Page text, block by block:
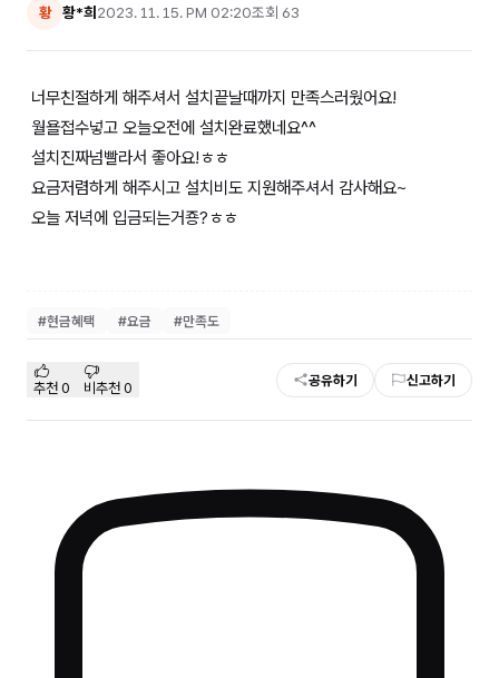
황 황*희 2023. 11. 15. PM 02:20조회 63
너무친절하게 해주셔서 설치끝날때까지 만족스러웠어요!
월욜접수넣고 오늘오전에 설치완료했네요^^
설치진짜넘빨라서 좋아요!ㅎㅎ
요금저렴하게 해주시고 설치비도 지원해주셔서 감사해요~
오늘 저녁에 입금되는거죵?ㅎㅎ
#현금혜택 #요금 #만족도
추천 0 비추천 0 공유하기 신고하기